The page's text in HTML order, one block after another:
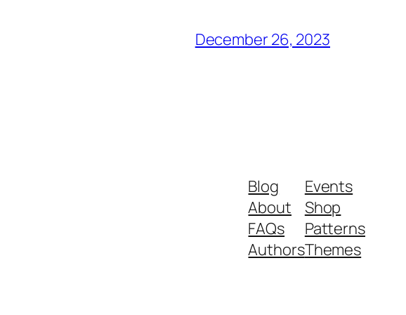
December 26, 2023
Blog
About
FAQs
Authors
Events
Shop
Patterns
Themes